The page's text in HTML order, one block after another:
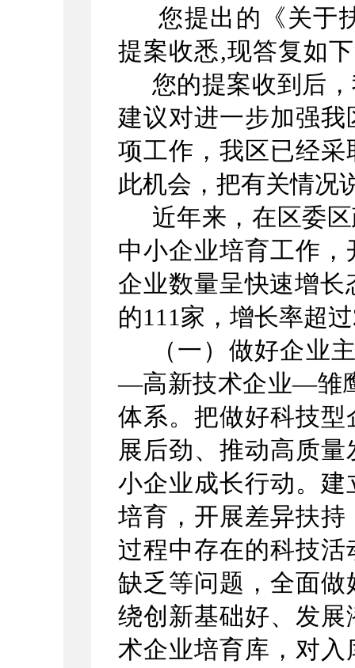
您提出的 《关
提案收悉,现答复如
您的提案收到后
建议对进一步加强我
项工作，我区已经
此机会， 把有关情况
近年来，在区委
中小企业培育工作
企业数量呈快速增长
的111家，增长率超
（一）做好企业
—高新技术企业—雏
体系。把做好科技
展后劲、推动高质
小企业成长行动。
培育，开展差异扶
过程中存在的科技
缺乏等问题，全面
绕创新基础好、发
术企业培育库，对